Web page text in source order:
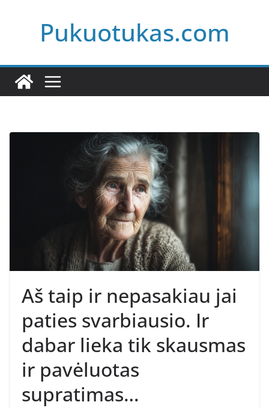
Pukuotukas.com
Aš taip ir nepasakiau jai
paties svarbiausio. Ir
dabar lieka tik skausmas
ir pavėluotas
supratimas…